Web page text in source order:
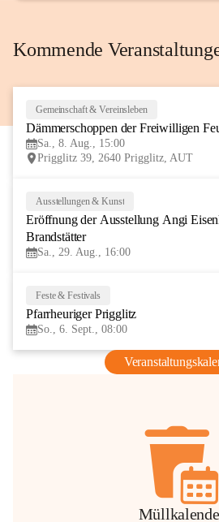
Kommende
Gemeinschaft & Vereinsleben
Dämmerschoppen der Freiwilligen
Sa., 8. Aug., 15:00
Prigglitz 39, 2640 Prigglitz, AUT
Ausstellungen & Kunst
Eröffnung der Ausstellung Angi
Brandstätter
Sa., 29. Aug., 16:00
Feste & Festivals
Pfarrheuriger Prigglitz
So., 6. Sept., 08:00